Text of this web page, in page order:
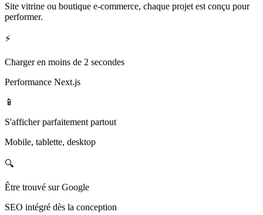
Site vitrine ou boutique e-commerce, chaque projet est conçu pour
performer.
⚡
Charger en moins de 2 secondes
Performance Next.js
📱
S'afficher parfaitement partout
Mobile, tablette, desktop
🔍
Être trouvé sur Google
SEO intégré dès la conception